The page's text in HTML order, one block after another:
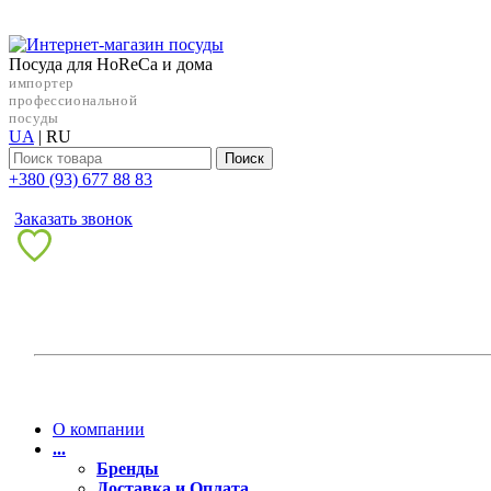
Посуда для HoReCa и дома
импортер
профессиональной
посуды
UA | RU
Поиск
+38‎0 (93) 677 88 83
Заказать звонок
О компании
...
Бренды